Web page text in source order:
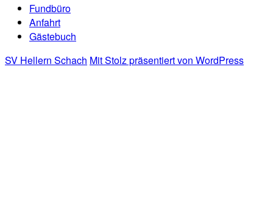
Fundbüro
Anfahrt
Gästebuch
SV Hellern Schach Mit Stolz präsentiert von WordPress